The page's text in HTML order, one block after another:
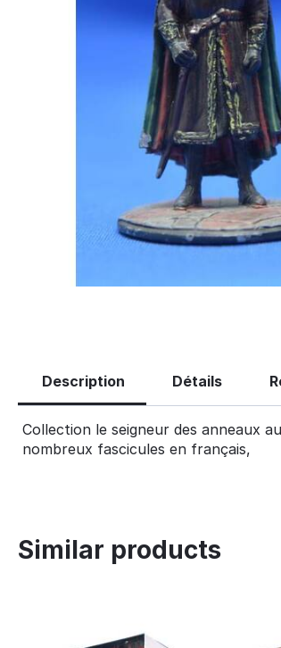
Description Détails
Collection le seigneur des anneaux
nombreux fascicules en français,
Similar products